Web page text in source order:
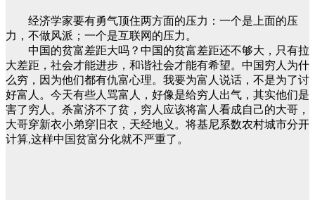
经济学家要有勇气顶住两方面的压力：一个是上面的压
力，不做风派；一个是互联网的压力。
中国的贫富差距大吗？中国的贫富差距还不够大，只有拉
大差距，社会才能进步，和谐社会才能有希望。中国穷人为什
么穷，因为他们都有仇富心理。我要为富人说话，不是为了讨
好富人。今天有些人骂富人，好像是给穷人出气，其实他们是
害了穷人。杀富济不了贫，穷人应该将富人看成自己的大哥，
大哥穿新衣小弟穿旧衣，天经地义。将基尼系数农村城市分开
计算,这样中国贫富分化就不严重了。